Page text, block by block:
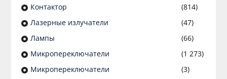
Контактор
(814)
Лазерные излучатели
(47)
Лампы
(66)
Микропереключатели
(1 273)
Микропереключатели
(3)